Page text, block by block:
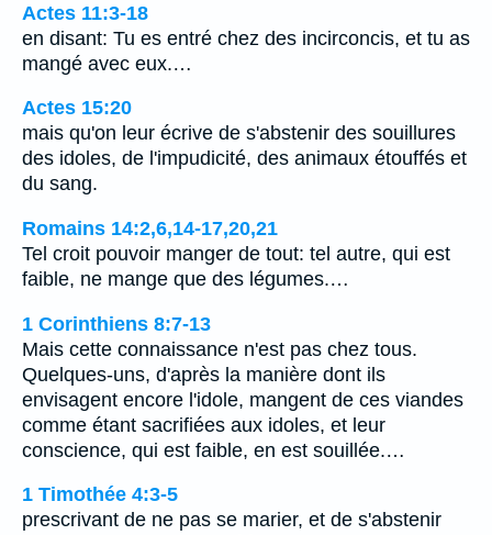
Actes 11:3-18
en disant: Tu es entré chez des incirconcis, et tu as
mangé avec eux.…
Actes 15:20
mais qu'on leur écrive de s'abstenir des souillures
des idoles, de l'impudicité, des animaux étouffés et
du sang.
Romains 14:2,6,14-17,20,21
Tel croit pouvoir manger de tout: tel autre, qui est
faible, ne mange que des légumes.…
1 Corinthiens 8:7-13
Mais cette connaissance n'est pas chez tous.
Quelques-uns, d'après la manière dont ils
envisagent encore l'idole, mangent de ces viandes
comme étant sacrifiées aux idoles, et leur
conscience, qui est faible, en est souillée.…
1 Timothée 4:3-5
prescrivant de ne pas se marier, et de s'abstenir